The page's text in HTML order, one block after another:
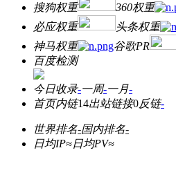
搜狗权重
360权重
必应权重
头条权重
神马权重
谷歌PR
百度检测
今日收录-一周-一月-
首页内链14出站链接0反链-
世界排名-国内排名-
日均IP≈日均PV≈